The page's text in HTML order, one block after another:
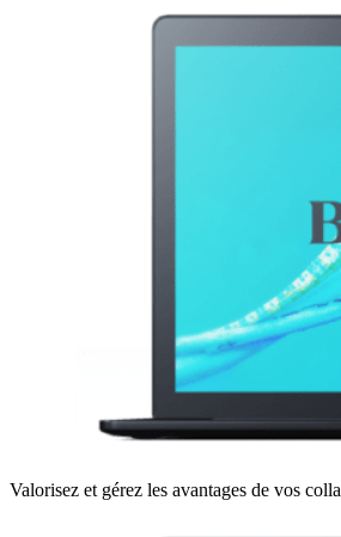
Valorisez et gérez les avantages de vos